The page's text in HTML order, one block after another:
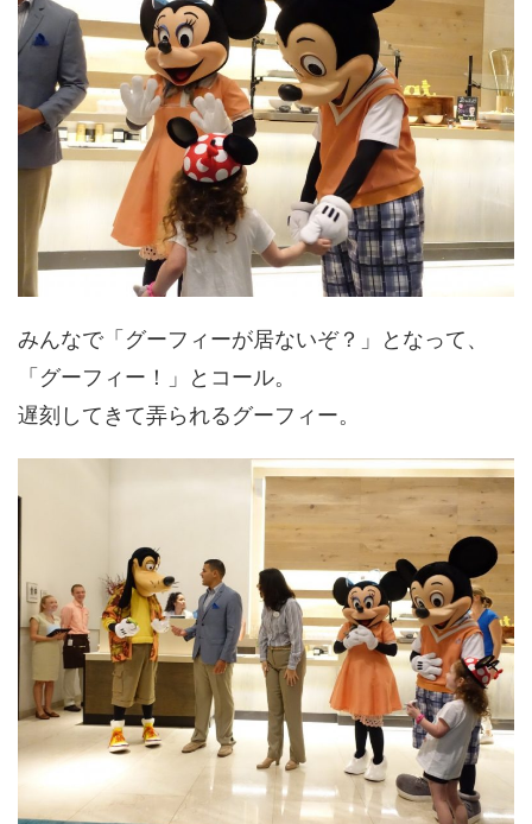
みんなで「グーフィーが居ないぞ？」となって、
「グーフィー！」とコール。
遅刻してきて弄られるグーフィー。